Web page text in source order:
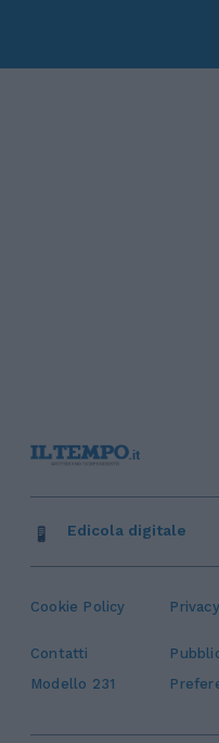
Cookie Policy
Contatti
Modello 231
Edicola digitale